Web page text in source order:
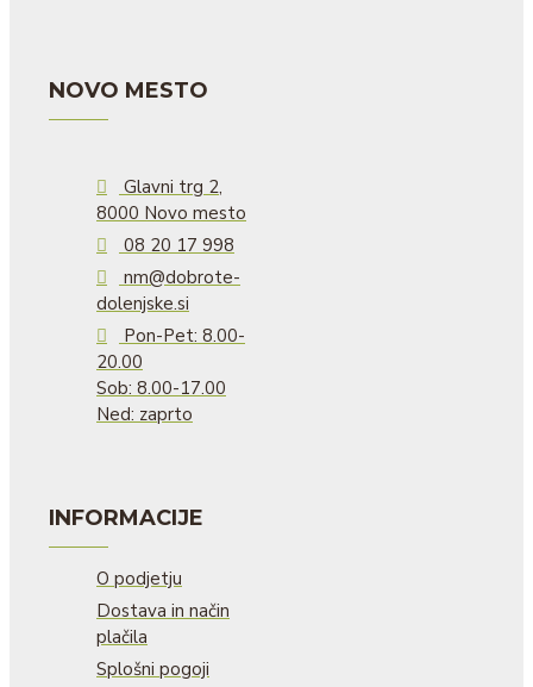
NOVO MESTO
Glavni trg 2,
8000 Novo mesto
08 20 17 998
nm@dobrote-
dolenjske.si
Pon-Pet: 8.00-
20.00
Sob: 8.00-17.00
Ned: zaprto
INFORMACIJE
O podjetju
Dostava in način
plačila
Splošni pogoji